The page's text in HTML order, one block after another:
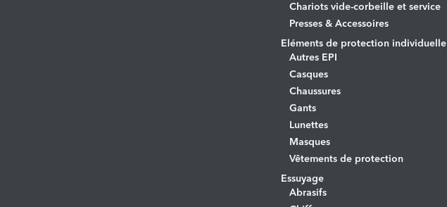
Chariots vide-corbeille et service
Presses & Accessoires
Eléments de protection individuelle
Autres EPI
Casques
Chaussures
Gants
Lunettes
Masques
Vêtements de protection
Essuyage
Abrasifs